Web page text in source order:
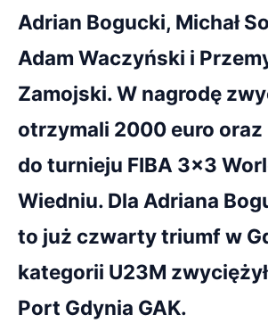
Adrian Bogucki, Michał
Adam Waczyński i
Zamojski. W nagrodę
otrzymali 2000 euro
do turnieju FIBA 3x3
Wiedniu. Dla Adriana
to już czwarty triumf w
kategorii U23M
Port Gdynia GAK.